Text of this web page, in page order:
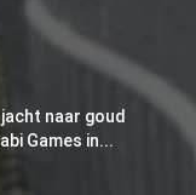
naar goud
Games in...